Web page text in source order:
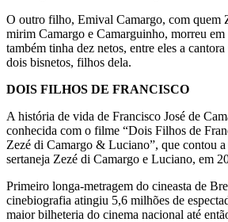
O outro filho, Emival Camargo, com quem
mirim Camargo e Camarguinho, morreu
também tinha dez netos, entre eles a
dois bisnetos, filhos dela.
DOIS FILHOS DE FRANCISCO
A história de vida de Francisco José de
conhecida com o filme “Dois Filhos de
Zezé di Camargo & Luciano”, que contou
sertaneja Zezé di Camargo e Luciano, em
Primeiro longa-metragem do cineasta de
cinebiografia atingiu 5,6 milhões de
maior bilheteria do cinema nacional até